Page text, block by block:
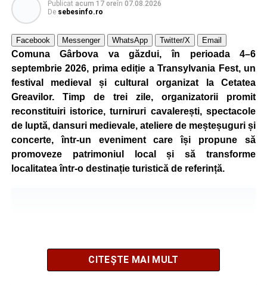
Publicat acum 17 oreîn 07.08.2026
De sebesinfo.ro
Facebook Messenger WhatsApp Twitter/X Email
Comuna Gârbova va găzdui, în perioada 4–6
septembrie 2026, prima ediție a Transylvania Fest, un
festival medieval și cultural organizat la Cetatea
Greavilor. Timp de trei zile, organizatorii promit
reconstituiri istorice, turniruri cavalerești, spectacole
de luptă, dansuri medievale, ateliere de meșteșuguri și
concerte, într-un eveniment care își propune să
promoveze patrimoniul local și să transforme
localitatea într-o destinație turistică de referință.
CITEȘTE MAI MULT